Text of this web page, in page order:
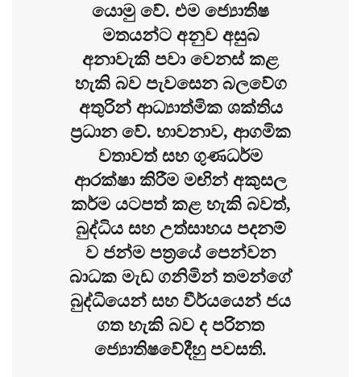
යොමු වේ. එම ජ්‍යොතිෂ
මතයන්ට අනුව අසුබ
අනාවැකි පවා වෙනස් කළ
හැකි බව පැවසෙන බලවේග
අතුරින් ආධ්‍යාත්මික ශක්තිය
ප්‍රධාන වේ. භාවනාව, ආගමික
වතාවත් සහ ගුණධර්ම
ආරක්ෂා කිරීම මඟින් අකුසල
කර්ම යටපත් කළ හැකි බවත්,
බුද්ධිය සහ උත්සාහය පදනම්
ව ජන්ම පත්‍රයේ පෙන්වන
බාධක මැඩ ගනිමින් තමන්ගේ
බුද්ධියෙන් සහ වීර්යයෙන් ජය
ගත හැකි බව ද පරිනත
ජ්‍යොතිෂවේදීහු පවසති.